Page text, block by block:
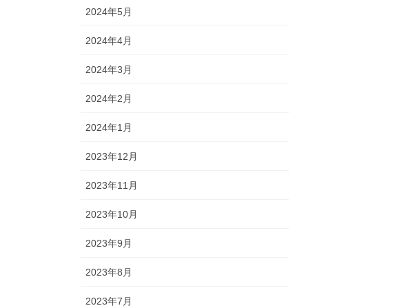
2024年5月
2024年4月
2024年3月
2024年2月
2024年1月
2023年12月
2023年11月
2023年10月
2023年9月
2023年8月
2023年7月